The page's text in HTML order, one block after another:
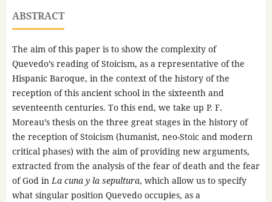
ABSTRACT
The aim of this paper is to show the complexity of
Quevedo’s reading of Stoicism, as a representative of the
Hispanic Baroque, in the context of the history of the
reception of this ancient school in the sixteenth and
seventeenth centuries. To this end, we take up P. F.
Moreau’s thesis on the three great stages in the history of
the reception of Stoicism (humanist, neo-Stoic and modern
critical phases) with the aim of providing new arguments,
extracted from the analysis of the fear of death and the fear
of God inLa cuna y la sepultura, which allow us to specify
what singular position Quevedo occupies, as a